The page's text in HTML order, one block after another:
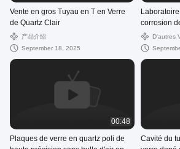
Vente en gros Tuyau en T en Verre
de Quartz Clair
产品介绍
September 18, 2025
corrosion
fondu àD'autres
00:48
Plaques de verre en quartz poli de
Cavité du